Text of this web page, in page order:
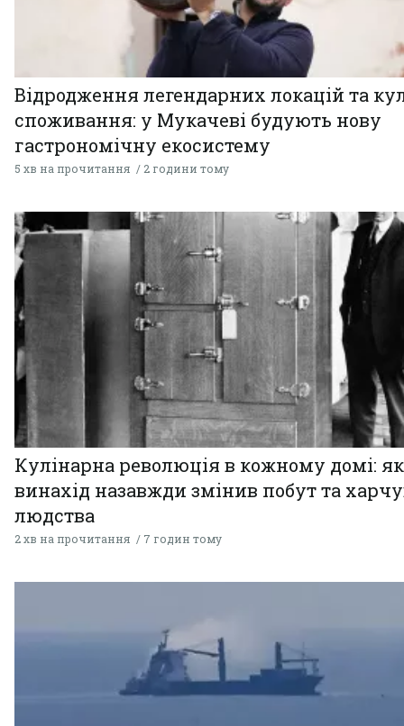
Відродження легендарних локацій та
споживання: у Мукачеві будують нову
гастрономічну екосистему
5 хв на прочитання 2 години тому
Кулінарна революція в кожному домі:
винахід назавжди змінив побут та
людства
2 хв на прочитання 7 годин тому